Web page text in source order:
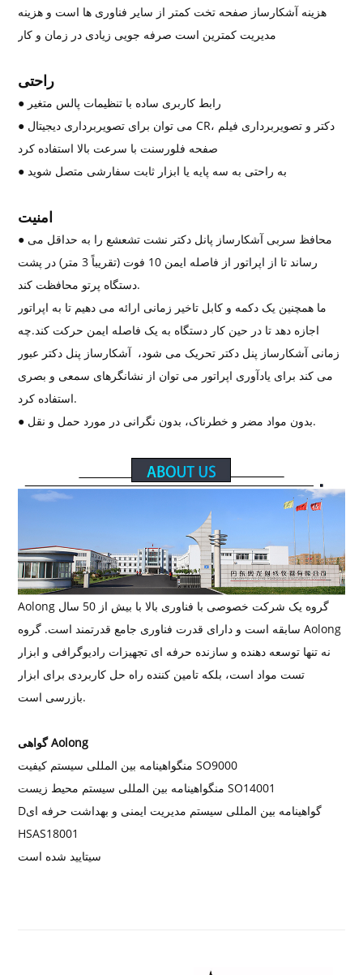
هزینه آشکارساز صفحه تخت کمتر از سایر فناوری ها است و هزینه
مدیریت کمترین است صرفه جویی زیادی در زمان و کار
راحتی
● رابط کاربری ساده با تنظیمات پالس متغیر
● می توان برای تصویربرداری دیجیتال CR، دکتر و تصویربرداری فیلم
صفحه فلورسنت با سرعت بالا استفاده کرد
● به راحتی به سه پایه یا ابزار ثابت سفارشی متصل شوید
امنیت
● محافظ سربی آشکارساز پانل دکتر نشت تشعشع را به حداقل می
رساند تا از اپراتور از فاصله ایمن 10 فوت (تقریباً 3 متر) در پشت
دستگاه پرتو محافظت کند.
ما همچنین یک دکمه و کابل تاخیر زمانی ارائه می دهیم تا به اپراتور
اجازه دهد تا در حین کار دستگاه به یک فاصله ایمن حرکت کند.چه
زمانیآشکارساز پنل دکتر تحریک می شود، آشکارساز پنل دکتر عبور
می کند برای یادآوری اپراتور می توان از نشانگرهای سمعی و بصری
استفاده کرد.
● بدون مواد مضر و خطرناک، بدون نگرانی در مورد حمل و نقل.
Aolong گروه یک شرکت خصوصی با فناوری بالا با بیش از 50 سال
سابقه است و دارای قدرت فناوری جامع قدرتمند است. گروه Aolong
نه تنها توسعه دهنده و سازنده حرفه ای تجهیزات رادیوگرافی و ابزار
تست مواد است، بلکه تامین کننده راه حل کاربردی برای ابزار
بازرسی است.
گواهی Aolong
من گواهینامه بین المللی سیستم کیفیت SO9000
من گواهینامه بین المللی سیستم محیط زیست SO14001
Dگواهینامه بین المللی سیستم مدیریت ایمنی و بهداشت حرفه ای
HSAS18001
سیتایید شده است